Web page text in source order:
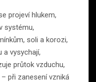
projeví hlukem,
systému,
soli a korozi,
a vysychají,
průtok vzduchu,
– při zanesení vzniká